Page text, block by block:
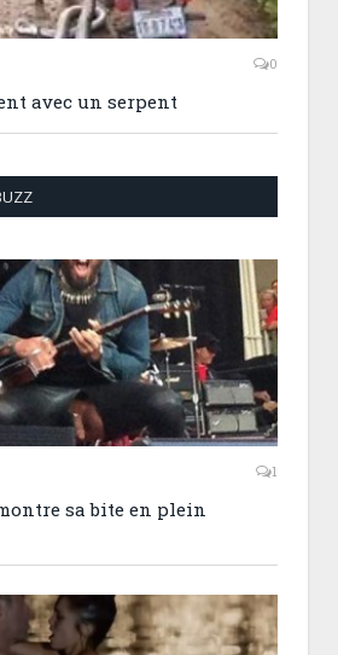
0
avec un serpent
1
sa bite en plein